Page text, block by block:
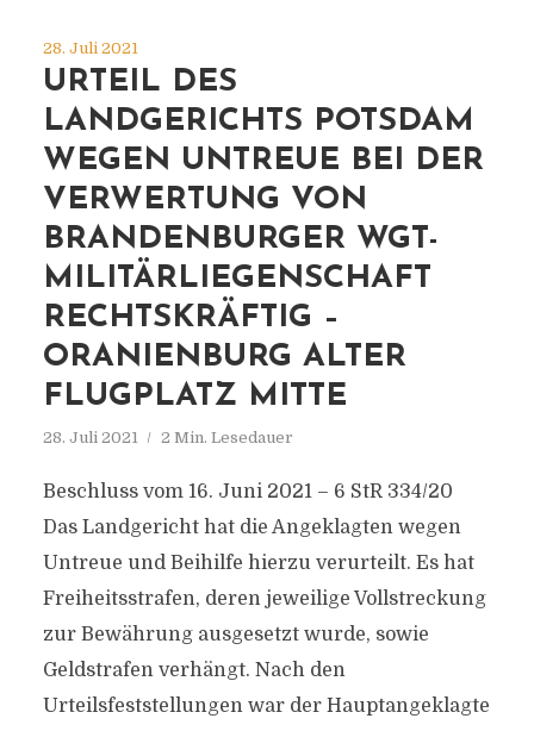
28. Juli 2021
URTEIL DES
LANDGERICHTS POTSDAM
WEGEN UNTREUE BEI DER
VERWERTUNG VON
BRANDENBURGER WGT-
MILITÄRLIEGENSCHAFT
RECHTSKRÄFTIG –
ORANIENBURG ALTER
FLUGPLATZ MITTE
28. Juli 2021 2 Min. Lesedauer
Beschluss vom 16. Juni 2021 – 6 StR 334/20
Das Landgericht hat die Angeklagten wegen
Untreue und Beihilfe hierzu verurteilt. Es hat
Freiheitsstrafen, deren jeweilige Vollstreckung
zur Bewährung ausgesetzt wurde, sowie
Geldstrafen verhängt. Nach den
Urteilsfeststellungen war der Hauptangeklagte